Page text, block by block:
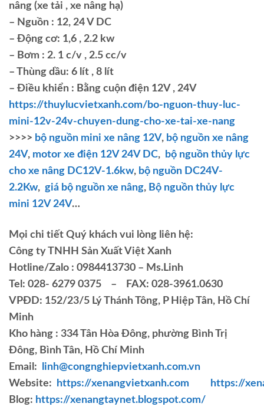
nâng (xe tải , xe nâng hạ)
– Nguồn : 12, 24 V DC
– Động cơ: 1,6 , 2.2 kw
– Bơm : 2. 1 c/v , 2.5 cc/v
– Thùng dầu: 6 lít , 8 lít
– Điều khiển : Bằng cuộn điện 12V , 24V
https://thuylucvietxanh.com/bo-nguon-thuy-luc-
mini-12v-24v-chuyen-dung-cho-xe-tai-xe-nang
>>>> bộ nguồn mini xe nâng 12V, bộ nguồn xe nâng
24V, motor xe điện 12V 24V DC,
bộ nguồn thủy lực
cho xe nâng DC12V-1.6kw, bộ nguồn DC24V-
2.2Kw, giá bộ nguồn xe nâng, Bộ nguồn thủy lực
mini 12V 24V…
Mọi chi tiết Quý khách vui lòng liên hệ:
Công ty TNHH Sản Xuất Việt Xanh
Hotline/Zalo : 0984413730 – Ms.Linh
Tel: 028- 6279 0375 – FAX: 028-3961.0630
VPĐD: 152/23/5 Lý Thánh Tông, P Hiệp Tân, Hồ Chí
Minh
Kho hàng : 334 Tân Hòa Đông, phường Bình Trị
Đông, Bình Tân, Hồ Chí Minh
Email:
linh@congnghiepvietxanh.com.vn
Website:
https://xenangvietxanh.com
https://
Blog: https://xenangtaynet.blogspot.com/